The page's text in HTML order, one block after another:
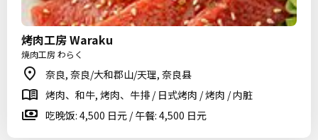
烤肉工房 Waraku
焼肉工房 わらく
奈良, 奈良/大和郡山/天理, 奈良县
烤肉、和牛, 烤肉、牛排 / 日式烤肉 / 烤肉 / 内脏
吃晚饭: 4,500 日元 / 午餐: 4,500 日元